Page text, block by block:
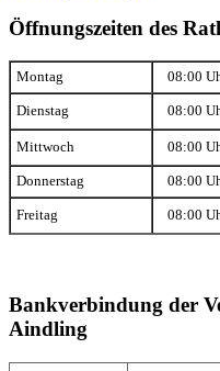
Öffnungszeiten des
Montag 08:00
Dienstag 08:00
Mittwoch 08:00
Donnerstag 08:00
Freitag 08:00
Bankverbindung der
Aindling